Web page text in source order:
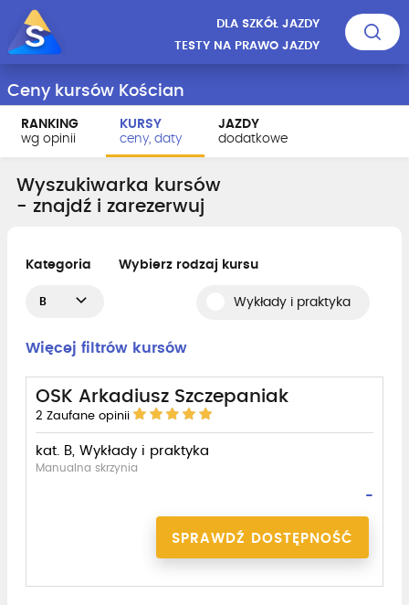
DLA SZKÓŁ JAZDY
TESTY NA PRAWO JAZDY
Ceny kursów Kościan
RANKING
wg opinii
KURSY
ceny, daty
JAZDY
dodatkowe
Wyszukiwarka kursów
- znajdź i zarezerwuj
Kategoria
B
Wybierz rodzaj kursu
Wykłady i praktyka
Więcej filtrów kursów
OSK Arkadiusz Szczepaniak
2 Zaufane opinii
kat. B, Wykłady i praktyka
Manualna skrzynia
-
SPRAWDŹ DOSTĘPNOŚĆ